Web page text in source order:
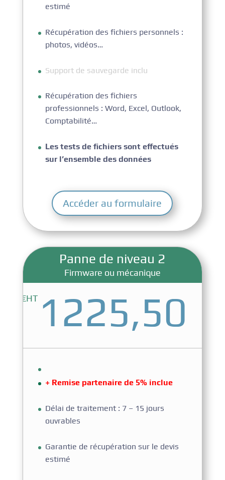
estimé
Récupération des fichiers personnels :
photos, vidéos…
Support de sauvegarde inclu
Récupération des fichiers
professionnels : Word, Excel, Outlook,
Comptabilité…
Les tests de fichiers sont effectués
sur l’ensemble des données
Accéder au formulaire
Panne de niveau 2
Firmware ou mécanique
€HT 1225,50
+ Remise partenaire de 5% inclue
Délai de traitement : 7 – 15 jours
ouvrables
Garantie de récupération sur le devis
estimé